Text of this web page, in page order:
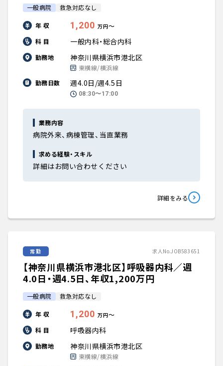
一般病院 救急対応なし
年 収 1,200 万円〜
科 目
一般内科・総合内科
勤務地 神奈川県横浜市港北区
東横線/横浜線
勤務日数
週4.0日/週4.5日
08:30〜17:00
業務内容
病院外来、病棟管理、当直業務
求める経験・スキル
詳細はお問い合わせください
詳細をみる
常勤 求人No.JOB583651
【神奈川県横浜市港北区】呼吸器内科／週
4.0日・週4.5日、年収1,200万円
一般病院 救急対応なし
年 収 1,200 万円〜
科 目
呼吸器内科
勤務地 神奈川県横浜市港北区
東横線/横浜線